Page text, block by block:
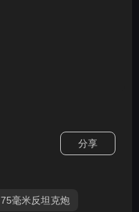
分享
75毫米反坦克炮